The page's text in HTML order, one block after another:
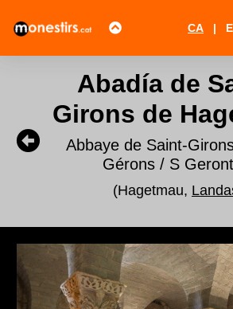
CA |
Abadía de
Girons de
Abbaye de Saint-
Gérons / S
(Hagetmau,